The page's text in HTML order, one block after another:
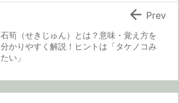
石筍（せきじゅん）とは？意味・覚え方を
分かりやすく解説！ヒントは「タケノコみ
たい」
 Prev